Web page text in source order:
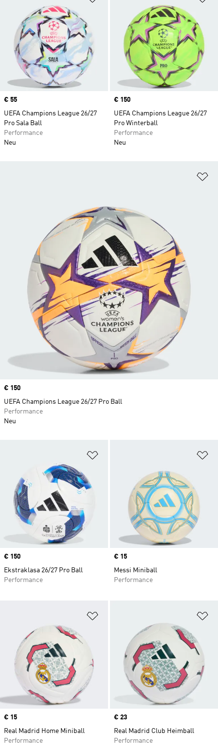
Price
€ 55
UEFA Champions League 26/27
Pro Sala Ball
Performance
Neu
Price
€ 150
UEFA Champions League 26/27
Pro Winterball
Performance
Neu
Price
€ 150
Ekstraklasa 26/27 Pro Ball
Performance
Price
€ 15
Messi Miniball
Performance
Price
€ 15
Real Madrid Home Miniball
Performance
Price
€ 23
Real Madrid Club Heimball
Performance
Price
€ 150
UEFA Champions League 26/27 Pro Ball
Performance
Neu